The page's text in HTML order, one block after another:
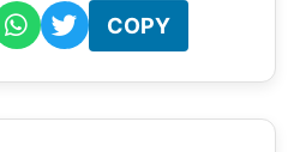
COPY